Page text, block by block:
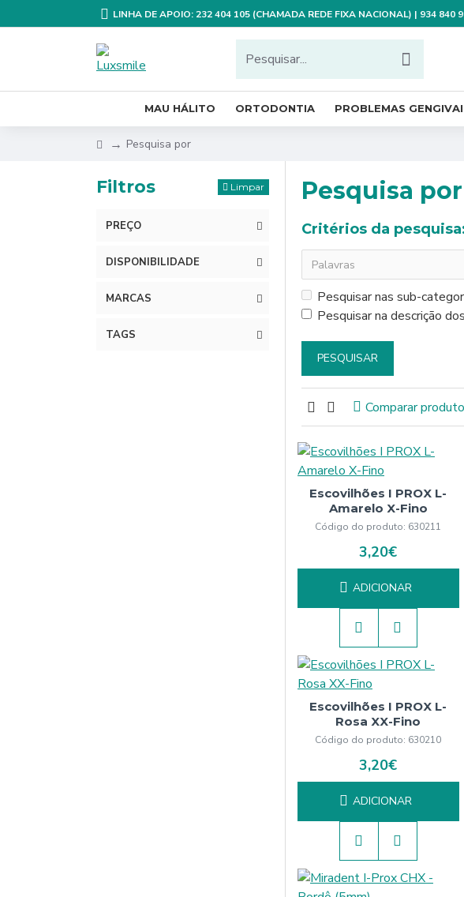
LINHA DE APOIO: 232 404 105 (CHAMADA REDE FIXA NACIONAL) | 934 840
MAU HÁLITO ORTODONTIA PROBLEMAS
Pesquisa por
Filtros Limpar
PREÇO
MARCAS
TAGS
DISPONIBILIDADE
Pesquisa por
Critérios da
Pesquisar nas sub-
Pesquisar na descrição
PESQUISAR
Comparar
Código do produto: 630211
Escovilhões I PROX L-
Amarelo X-Fino
3,20€
ADICIONAR
Código do produto: 630210
Escovilhões I PROX L-
Rosa XX-Fino
3,20€
ADICIONAR